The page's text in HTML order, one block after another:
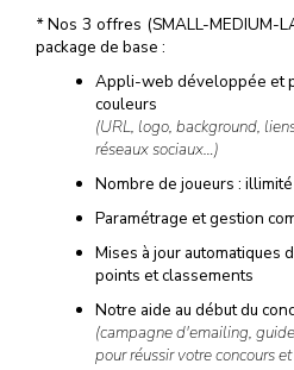
*Nos 3 offres (SMALL-MEDIUM-
package de base :
Appli-web développée et
couleurs
(URL, logo, background,
réseaux sociaux…)
Nombre de joueurs : illimité
Paramétrage et gestion
Mises à jour automatiques
points et classements
Notre aide au début du
(campagne d'emailing,
pour réussir votre concours